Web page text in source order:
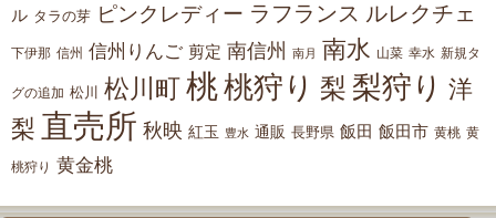
ル タラの芽 ピンクレディー ラフランス ルレクチェ
下伊那 信州 信州りんご 剪定 南信州 南月 南水 山菜 幸水 新規タ
グの追加 松川 松川町 桃桃狩り 梨 梨狩り 洋
梨 直売所 秋映 紅玉 豊水 通販 長野県 飯田 飯田市 黄桃 黄
桃狩り 黄金桃